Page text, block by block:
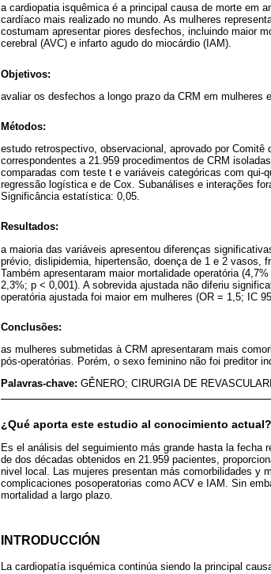
a cardiopatia isquêmica é a principal causa de morte em
cardíaco mais realizado no mundo. As mulheres
costumam apresentar piores desfechos, incluindo maior
cerebral (AVC) e infarto agudo do miocárdio (IAM).
Objetivos:
avaliar os desfechos a longo prazo da CRM em mulheres
Métodos:
estudo retrospectivo, observacional, aprovado por
correspondentes a 21.959 procedimentos de CRM
comparadas com teste t e variáveis categóricas com qui-
regressão logística e de Cox. Subanálises e interações
Significância estatística: 0,05.
Resultados:
a maioria das variáveis apresentou diferenças
prévio, dislipidemia, hipertensão, doença de 1 e 2 vasos,
Também apresentaram maior mortalidade operatória
2,3%; p < 0,001). A sobrevida ajustada não diferiu
operatória ajustada foi maior em mulheres (OR = 1,5; IC
Conclusões:
as mulheres submetidas à CRM apresentaram mais
pós-operatórias. Porém, o sexo feminino não foi preditor
Palavras-chave: GÊNERO; CIRURGIA DE
¿Qué aporta este estudio al conocimiento actual?
Es el análisis del seguimiento más grande hasta la fecha
de dos décadas obtenidos en 21.959 pacientes,
nivel local. Las mujeres presentan más comorbilidades y
complicaciones posoperatorias como ACV e IAM. Sin
mortalidad a largo plazo.
INTRODUCCIÓN
La cardiopatía isquémica continúa siendo la principal